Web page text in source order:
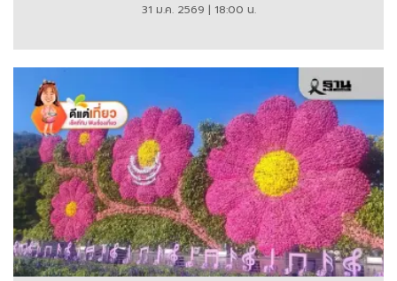
31 ม.ค. 2569 | 18:00 น.